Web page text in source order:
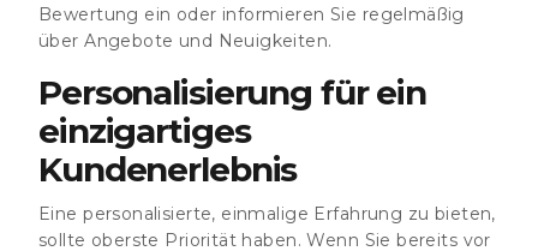
Bewertung ein oder informieren Sie regelmäßig
über Angebote und Neuigkeiten.
Personalisierung für ein
einzigartiges
Kundenerlebnis
Eine personalisierte, einmalige Erfahrung zu bieten,
sollte oberste Priorität haben. Wenn Sie bereits vor